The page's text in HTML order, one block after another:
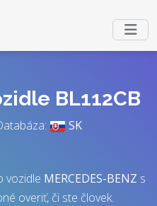
BL112CB
SK
vozidle MERCEDES-BENZ s
overiť, či ste človek.